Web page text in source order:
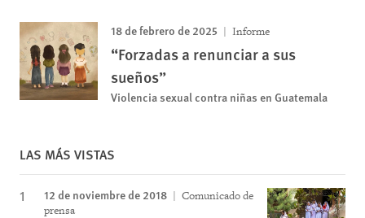
18 de febrero de 2025 Informe
“Forzadas a renunciar a sus
sueños”
Violencia sexual contra niñas en Guatemala
LAS MÁS VISTAS
12 de noviembre de 2018
Comunicado de
prensa